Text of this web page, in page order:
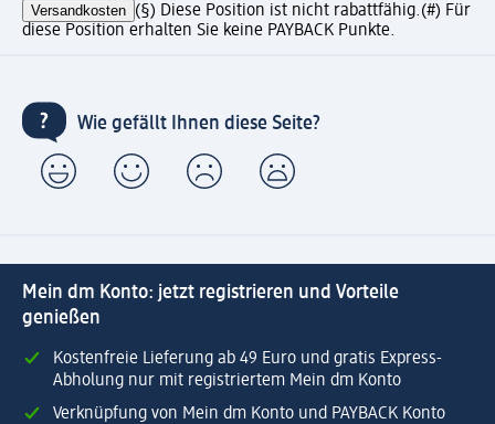
Versandkosten (§) Diese Position ist nicht rabattfähig.(#) Für
diese Position erhalten Sie keine PAYBACK Punkte.
Wie gefällt Ihnen diese Seite?
Mein dm Konto: jetzt registrieren und Vorteile
genießen
Kostenfreie Lieferung ab 49 Euro und gratis Express-
Abholung nur mit registriertem Mein dm Konto
Verknüpfung von Mein dm Konto und PAYBACK Konto